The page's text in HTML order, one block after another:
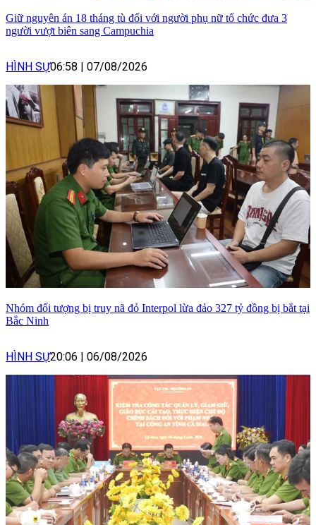
Giữ nguyên án 18 tháng tù đối với người phụ nữ tổ chức đưa 3
người vượt biên sang Campuchia
HÌNH SỰ06:58 | 07/08/2026
Nhóm đối tượng bị truy nã đỏ Interpol lừa đảo 327 tỷ đồng bị bắt tại
Bắc Ninh
HÌNH SỰ20:06 | 06/08/2026